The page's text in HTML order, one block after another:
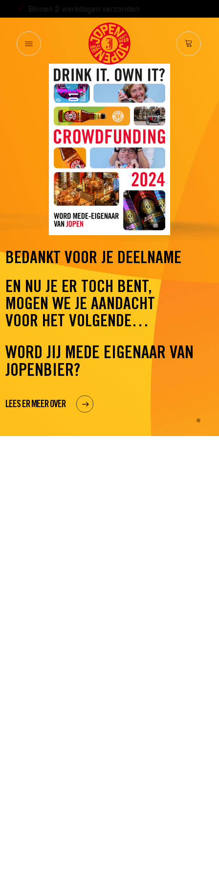
BEDANKT VOOR JE DEELNAME
EN NU JE ER TOCH BENT,
MOGEN WE JE AANDACHT
VOOR HET VOLGENDE…
WORD JIJ MEDE EIGENAAR VAN
JOPENBIER?
LEES ER MEER OVER